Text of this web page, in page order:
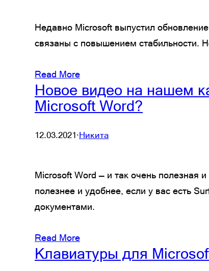
Недавно Microsoft выпустил
связаны с повышением стабильности.
Read More
Новое видео на нашем
Microsoft Word?
12.03.2021·Никита
Microsoft Word — и так очень
полезнее и удобнее, если у вас есть
документами.
Read More
Клавиатуры для